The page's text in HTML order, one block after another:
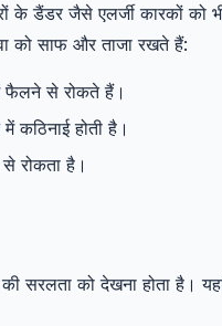
के डैंडर जैसे एलर्जी कारकों को
को साफ और ताजा रखते हैं:
फैलने से रोकते हैं।
कठिनाई होती है।
रोकता है।
सरलता को देखना होता है।